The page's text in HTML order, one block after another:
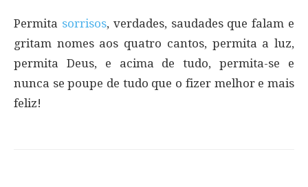
Permita sorrisos, verdades, saudades que falam e
gritam nomes aos quatro cantos, permita a luz,
permita Deus, e acima de tudo, permita-se e
nunca se poupe de tudo que o fizer melhor e mais
feliz!